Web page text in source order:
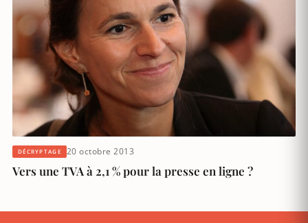
DÉCRYPTAGE 20 octobre 2013
Vers une TVA à 2,1 % pour la presse en ligne ?